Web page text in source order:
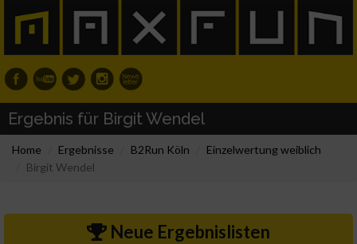
Ergebnis für Birgit Wendel
Home Ergebnisse B2Run Köln
Einzelwertung weiblich
Birgit Wendel
Neue Ergebnislisten